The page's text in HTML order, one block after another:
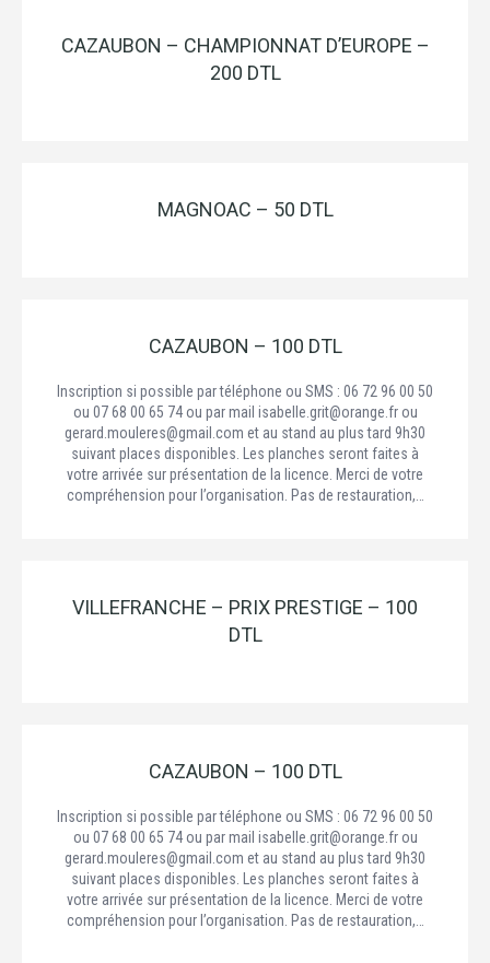
CAZAUBON – CHAMPIONNAT D’EUROPE –
200 DTL
MAGNOAC – 50 DTL
CAZAUBON – 100 DTL
Inscription si possible par téléphone ou SMS : 06 72 96 00 50
ou 07 68 00 65 74 ou par mail isabelle.grit@orange.fr ou
gerard.mouleres@gmail.com et au stand au plus tard 9h30
suivant places disponibles. Les planches seront faites à
votre arrivée sur présentation de la licence. Merci de votre
compréhension pour l’organisation. Pas de restauration,…
VILLEFRANCHE – PRIX PRESTIGE – 100
DTL
CAZAUBON – 100 DTL
Inscription si possible par téléphone ou SMS : 06 72 96 00 50
ou 07 68 00 65 74 ou par mail isabelle.grit@orange.fr ou
gerard.mouleres@gmail.com et au stand au plus tard 9h30
suivant places disponibles. Les planches seront faites à
votre arrivée sur présentation de la licence. Merci de votre
compréhension pour l’organisation. Pas de restauration,…